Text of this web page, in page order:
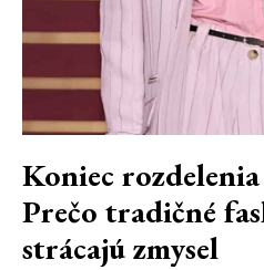
Koniec
Prečo tradičné
strácajú zmysel